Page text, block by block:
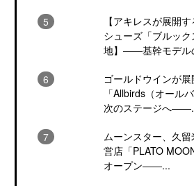
【アキレスが展開
シューズ「ブルッ
地】――基幹モデル
ゴールドウインが展
「Allbirds（オール
次のステージへ
ムーンスター、久
営店「PLATO
オープン――...